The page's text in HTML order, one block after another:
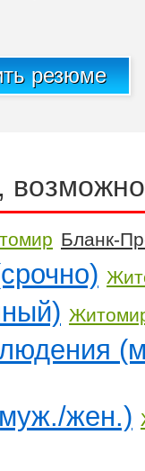
резюме
Бланк-
жен.)